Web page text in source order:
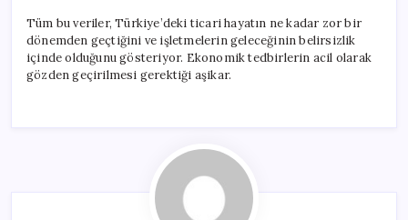
Tüm bu veriler, Türkiye’deki ticari hayatın ne kadar zor bir
dönemden geçtiğini ve işletmelerin geleceğinin belirsizlik
içinde olduğunu gösteriyor. Ekonomik tedbirlerin acil olarak
gözden geçirilmesi gerektiği aşikar.